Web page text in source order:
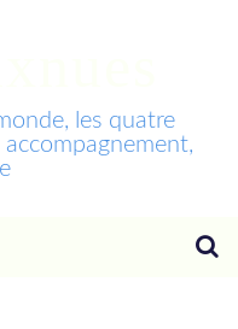
les quatre